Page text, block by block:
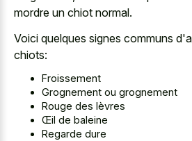
mordre un chiot normal.
Voici quelques signes communs
chiots:
Froissement
Grognement ou grognement
Rouge des lèvres
Œil de baleine
Regarde dure